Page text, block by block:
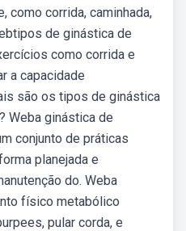
como corrida, caminhada,
de ginástica de
como corrida e
a capacidade
são os tipos de ginástica
Weba ginástica de
conjunto de práticas
planejada e
do. Weba
físico metabólico
pular corda, e